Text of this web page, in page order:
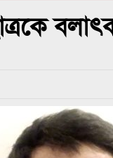
ফেডারেশানের বিভাগীয়